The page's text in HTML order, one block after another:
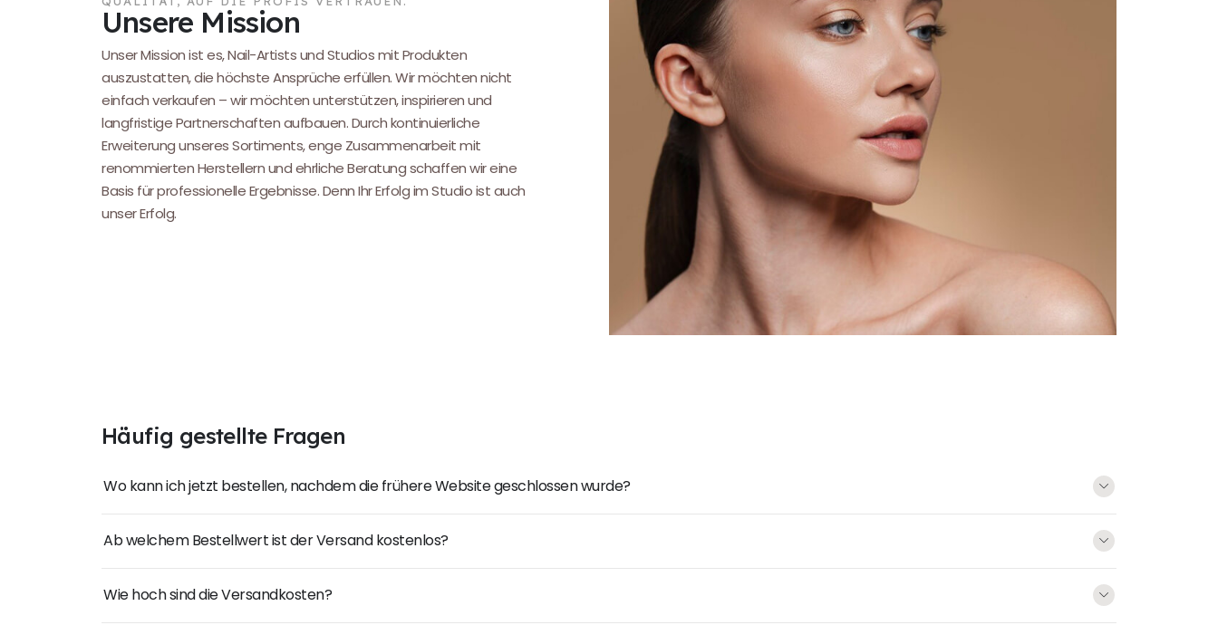
Unsere Mission
Unser Mission ist es, Nail-Artists und Studios mit Produkten
auszustatten, die höchste Ansprüche erfüllen. Wir möchten nicht
einfach verkaufen – wir möchten unterstützen, inspirieren und
langfristige Partnerschaften aufbauen. Durch kontinuierliche
Erweiterung unseres Sortiments, enge Zusammenarbeit mit
renommierten Herstellern und ehrliche Beratung schaffen wir eine
Basis für professionelle Ergebnisse. Denn Ihr Erfolg im Studio ist auch
unser Erfolg.
Häufig gestellte Fragen
Wo kann ich jetzt bestellen, nachdem die frühere Website geschlossen wurde?
Ab welchem Bestellwert ist der Versand kostenlos?
Wie hoch sind die Versandkosten?